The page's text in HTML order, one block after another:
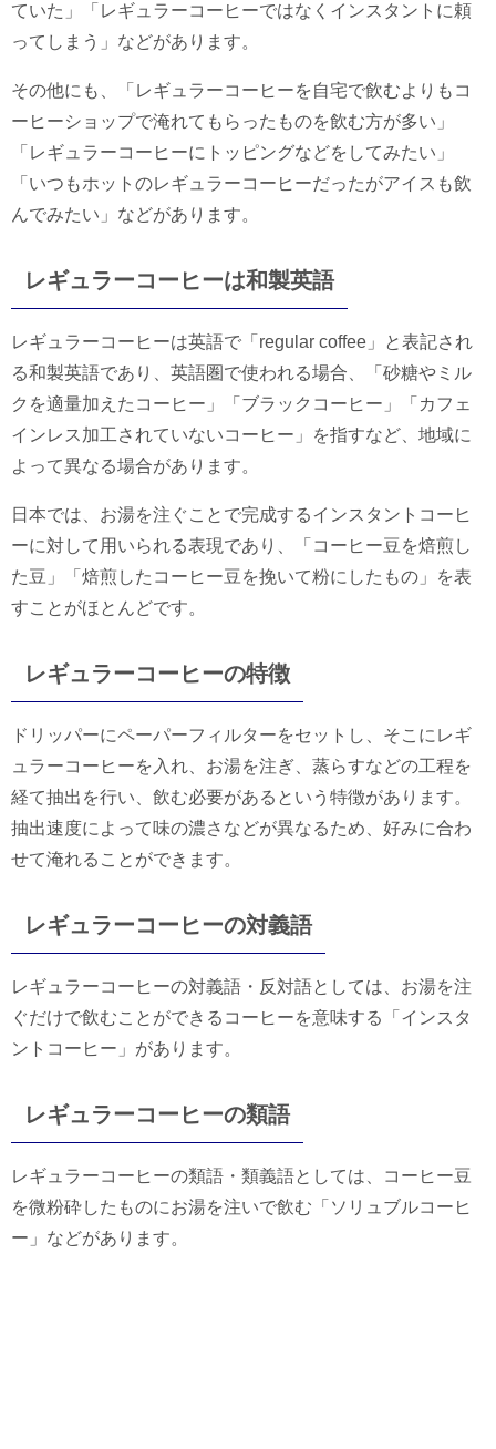
ていた」「レギュラーコーヒーではなくインスタントに頼
ってしまう」などがあります。
その他にも、「レギュラーコーヒーを自宅で飲むよりもコ
ーヒーショップで淹れてもらったものを飲む方が多い」
「レギュラーコーヒーにトッピングなどをしてみたい」
「いつもホットのレギュラーコーヒーだったがアイスも飲
んでみたい」などがあります。
レギュラーコーヒーは和製英語
レギュラーコーヒーは英語で「regular coffee」と表記され
る和製英語であり、英語圏で使われる場合、「砂糖やミル
クを適量加えたコーヒー」「ブラックコーヒー」「カフェ
インレス加工されていないコーヒー」を指すなど、地域に
よって異なる場合があります。
日本では、お湯を注ぐことで完成するインスタントコーヒ
ーに対して用いられる表現であり、「コーヒー豆を焙煎し
た豆」「焙煎したコーヒー豆を挽いて粉にしたもの」を表
すことがほとんどです。
レギュラーコーヒーの特徴
ドリッパーにペーパーフィルターをセットし、そこにレギ
ュラーコーヒーを入れ、お湯を注ぎ、蒸らすなどの工程を
経て抽出を行い、飲む必要があるという特徴があります。
抽出速度によって味の濃さなどが異なるため、好みに合わ
せて淹れることができます。
レギュラーコーヒーの対義語
レギュラーコーヒーの対義語・反対語としては、お湯を注
ぐだけで飲むことができるコーヒーを意味する「インスタ
ントコーヒー」があります。
レギュラーコーヒーの類語
レギュラーコーヒーの類語・類義語としては、コーヒー豆
を微粉砕したものにお湯を注いで飲む「ソリュブルコーヒ
ー」などがあります。